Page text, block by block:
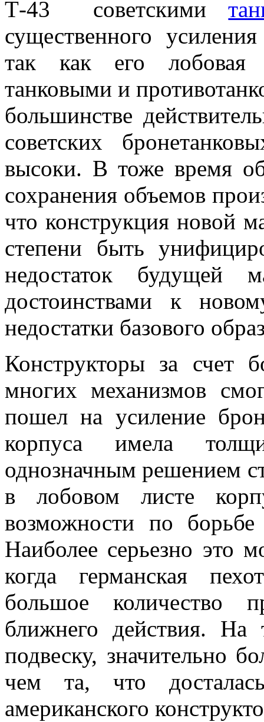
советскими
существенного
так как его лобовая
танковыми и
большинстве
советских
высоки. В тоже время
сохранения объемов
что конструкция новой
степени быть
недостаток
достоинствами к
недостатки базового
Конструкторы за счет
многих механизмов
пошел на усиление
корпуса имела
однозначным решением
в лобовом листе
возможности по
Наиболее серьезно это
когда германская
большое количество
ближнего действия. На
подвеску, значительно
чем та, что
американского